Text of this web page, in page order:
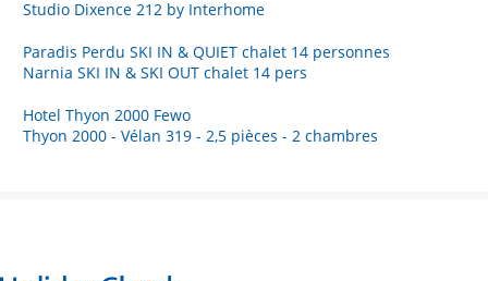
Studio Dixence 212 by Interhome
Paradis Perdu SKI IN & QUIET chalet 14 personnes
Narnia SKI IN & SKI OUT chalet 14 pers
Hotel Thyon 2000 Fewo
Thyon 2000 - Vélan 319 - 2,5 pièces - 2 chambres